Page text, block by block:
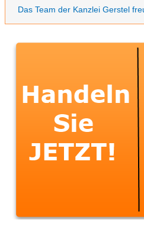
Das Team der Kanzlei Gerstel